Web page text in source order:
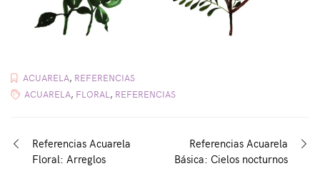
ACUARELA, REFERENCIAS
ACUARELA, FLORAL, REFERENCIAS
Navegación
Referencias Acuarela
Floral: Arreglos
Referencias Acuarela
Básica: Cielos nocturnos